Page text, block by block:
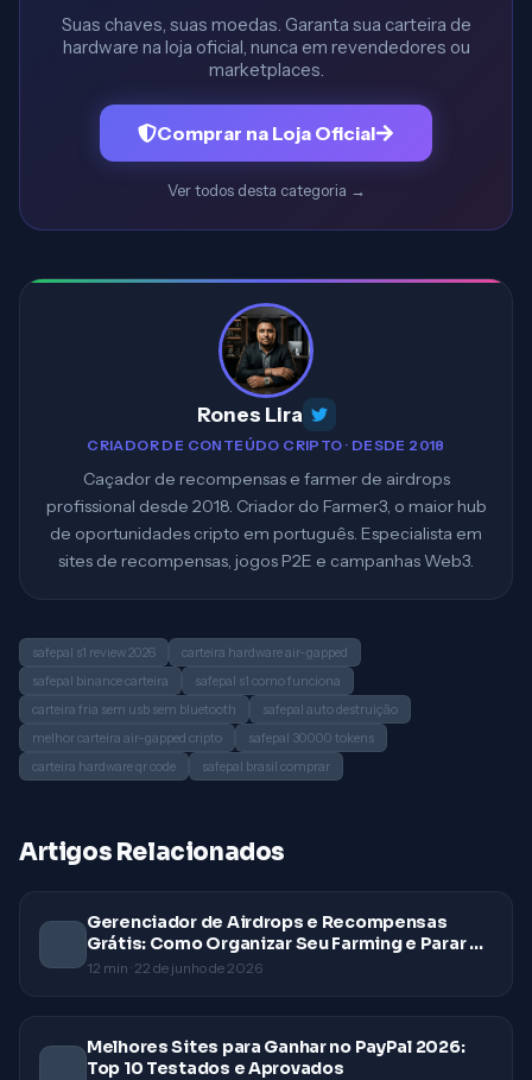
Suas chaves, suas moedas. Garanta sua carteira de
hardware na loja oficial, nunca em revendedores ou
marketplaces.
Comprar na Loja Oficial
Ver todos desta categoria →
Rones Lira
CRIADOR DE CONTEÚDO CRIPTO · DESDE 2018
Caçador de recompensas e farmer de airdrops
profissional desde 2018. Criador do Farmer3, o maior hub
de oportunidades cripto em português. Especialista em
sites de recompensas, jogos P2E e campanhas Web3.
safepal s1 review 2026
carteira hardware air-gapped
safepal binance carteira
safepal s1 como funciona
carteira fria sem usb sem bluetooth
safepal auto destruição
melhor carteira air-gapped cripto
safepal 30000 tokens
carteira hardware qr code
safepal brasil comprar
Artigos Relacionados
Gerenciador de Airdrops e Recompensas
Grátis: Como Organizar Seu Farming e Parar de
Perder Dinheiro
12 min · 22 de junho de 2026
Melhores Sites para Ganhar no PayPal 2026:
Top 10 Testados e Aprovados